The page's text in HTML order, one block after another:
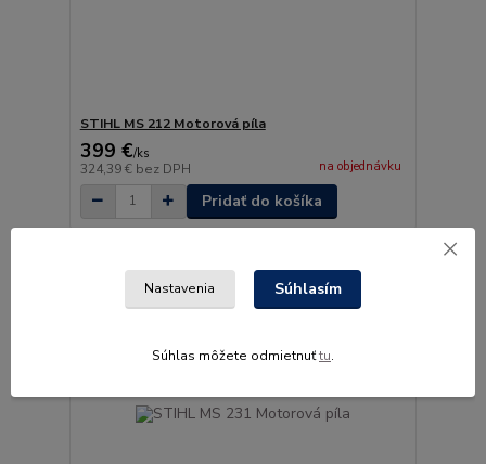
STIHL MS 212 Motorová píla
399 €/ks
324,39 € bez DPH na objednávku
Pridať do košíka
Nastavenia Súhlasím
Súhlas môžete odmietnuťtu.